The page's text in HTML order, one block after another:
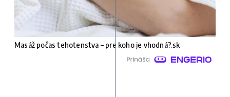
Masáž počas tehotenstva – pre koho je vhodná?.sk